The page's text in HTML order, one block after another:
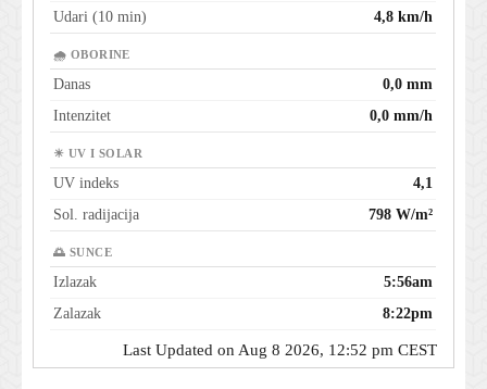
Udari (10 min)
4,8 km/h
🌧 OBORINE
Danas
0,0 mm
Intenzitet
0,0 mm/h
☀ UV I SOLAR
UV indeks
4,1
Sol. radijacija
798 W/m²
🌅 SUNCE
Izlazak
5:56am
Zalazak
8:22pm
Last Updated on Aug 8 2026, 12:52 pm CEST